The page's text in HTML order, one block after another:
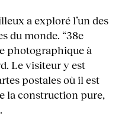
a exploré l’un des
du monde. “38e
photographique à
Le visiteur y est
postales où il est
la construction pure,